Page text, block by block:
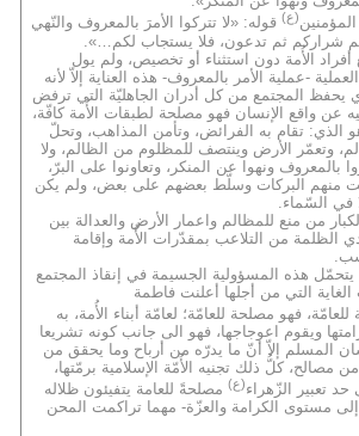
(ع) قوله: «لا تتركوا الأمرَ بالمعروف والنّهي
شراركم ثم تدعون، فلا يستجاب لكم…».
أفراد الأُمة دون استثناء أو تخصيص، ولم يول
-عملية الأمر بالمعروف- هذه العناية إلاّ لأنه
يحفظ المجتمع من كل أدران الجاهليّة التي ترفض
عن واقع الإنسان فهو مصلحة لطبقات الأُمة كافّة،
الذي: تقام به الفرائض، وتأمن المذاهب، وتحلّ
وتعمّر الأرض وينتصف للمظلوم من الظالم، ولا
بالمعروف ونهوا عن المنكر، وتعاونوا على البرّ،
منهم البركات وسلّط بعضهم على بعض، ولم يكن
في السّماء.
من منع للمظالم واعمار الأرض والعدالة بين
الظلمة من التلاعب بمقدّرات الأُمة وإقامة
يتحمّل هذه المسؤولية الجسيمة في إنقاذ المجتمع
التي من أجلها أعلنت فاطمة
فهو مصلحة للعامّة؛ لعامّة أبناء الأُمة، به
ويقوم اعوجاجها، فهو الى جانب كونه تشريعا
المسلم إلاّ أنّ ما يدرّه من أرباح وما يحقق من
من مصالح، كلُّ ذلك تجنيه الأُمّة الإسلامية برمّتها،
تعبير الزّهراء(ع) مصلحةً للعامة يتفيئون ظلاله
مستوى الكرامة والعزّة- مهما تراكمت المحن